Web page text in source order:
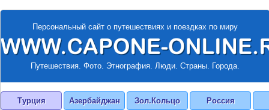
Персональный сайт о путешествиях и поездках по миру
Путешествия. Фото. Этнография. Люди. Страны. Города.
Турция Азербайджан Зол.Кольцо Россия